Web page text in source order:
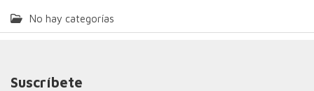
No hay categorías
Suscríbete